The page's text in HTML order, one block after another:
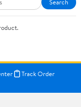
Search
Track Order